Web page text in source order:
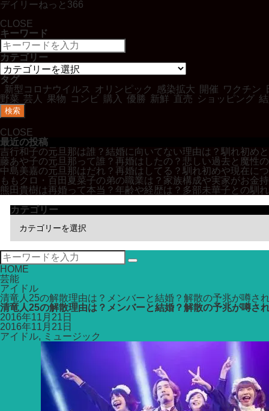
デイリーねっと366
CLOSE
キーワード
カテゴリー
タグ
新型コロナウイルス
オリンピック 感染拡大 開催 ワクチン
野菜 芸人 果物 コンビ 購入 優勝 新鮮 直売 ショッピング
検索
CLOSE
最近の投稿
吉行和子の元旦那は誰？結婚に向いてない理由は？馴れ初め
藤あや子の元旦那って誰？再婚はしたの？悲しい過去と魔性
中島美嘉の元旦那はだれ？再婚はしてる？馴れ初めや現在に
ももクロ・百田夏菜子の弟の職業は？家族構成や実家がお金
熊田貴樹は再婚って本当？年齢や経歴は？多部未華子との馴
カテゴリー
HOME
芸能
アイドル
清竜人25の解散理由は？メンバーと結婚？解散の予兆が噂され
清竜人25の解散理由は？メンバーと結婚？解散の予兆が噂さ
2016年11月21日
2016年11月21日
アイドル, ミュージック